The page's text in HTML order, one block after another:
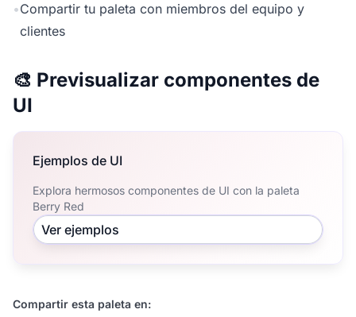
•Compartir tu paleta con miembros del equipo y
clientes
🎨 Previsualizar componentes de
UI
Ejemplos de UI
Explora hermosos componentes de UI con la paleta
Berry Red
Ver ejemplos
Compartir esta paleta en: